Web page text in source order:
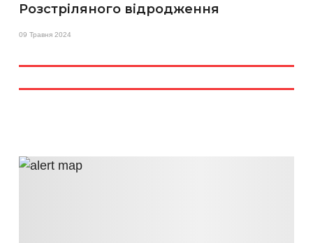
Розстріляного відродження
09 Травня 2024